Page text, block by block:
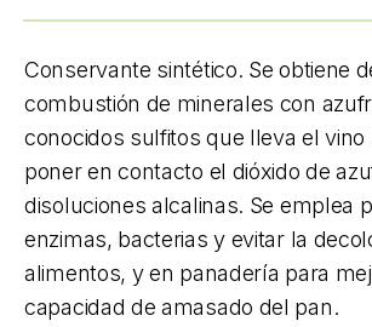
Conservante sintético. Se obtiene
combustión de minerales con
conocidos sulfitos que lleva el vino
poner en contacto el dióxido de
disoluciones alcalinas. Se emplea
enzimas, bacterias y evitar la
alimentos, y en panadería para
capacidad de amasado del pan.